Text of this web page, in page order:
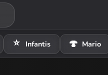
⭐ Infantis 🍄 Mario